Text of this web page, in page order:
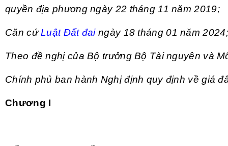
quyền địa phương ngày 22 tháng 11 năm 2019;
Căn cứLuật Đất đaingày 18 tháng 01 năm 2024;
Theo đề nghị của Bộ trưởng Bộ Tài nguyên và
Chính phủ ban hành Nghị định quy định về giá
Chương I